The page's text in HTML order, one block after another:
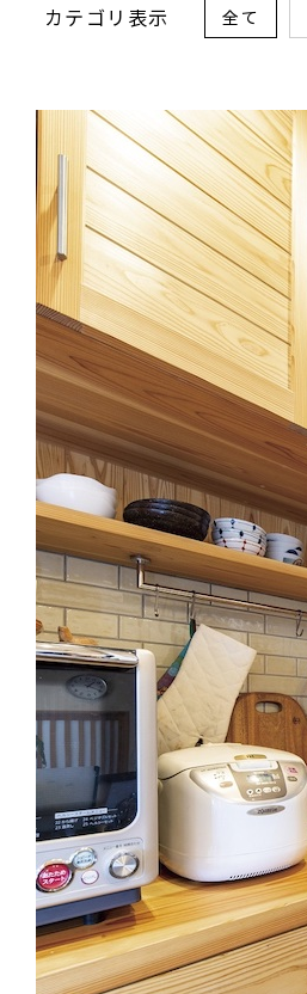
カテゴリ表示 全て